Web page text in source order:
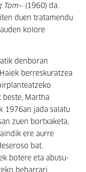
Tom— (1960) da.
duen tratamendu
kolore
denboran
berreskuratzea
beste, Martha
1976an jada salatu
zuen bortxaketa,
ere aurre
bat.
botere eta abusu-
beharrari